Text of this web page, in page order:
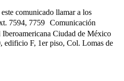
comunicado llamar a los
7594, 7759 Comunicación
Ciudad de México
edificio F, 1er piso, Col. Lomas de